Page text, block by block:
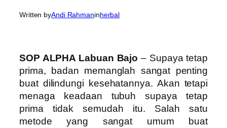
Written byAndi Rahmaninherbal
SOP ALPHA Labuan Bajo – Supaya tetap
prima, badan memanglah sangat penting
buat dilindungi kesehatannya. Akan tetapi
menaga keadaan tubuh supaya tetap
prima tidak semudah itu. Salah satu
metode yang sangat umum buat